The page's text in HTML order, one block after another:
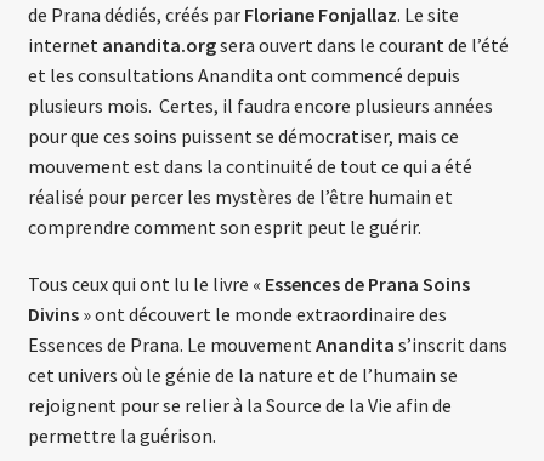
de Prana dédiés, créés par Floriane Fonjallaz. Le site
internet anandita.orgsera ouvert dans le courant de l’été
et les consultations Anandita ont commencé depuis
plusieurs mois. Certes, il faudra encore plusieurs années
pour que ces soins puissent se démocratiser, mais ce
mouvement est dans la continuité de tout ce qui a été
réalisé pour percer les mystères de l’être humain et
comprendre comment son esprit peut le guérir.
Tous ceux qui ont lu le livre « Essences de Prana Soins
Divins» ont découvert le monde extraordinaire des
Essences de Prana. Le mouvementAnandita s’inscrit dans
cet univers où le génie de la nature et de l’humain se
rejoignent pour se relier à la Source de la Vie afin de
permettre la guérison.